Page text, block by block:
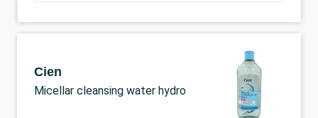
Cien
Micellar cleansing water hydro